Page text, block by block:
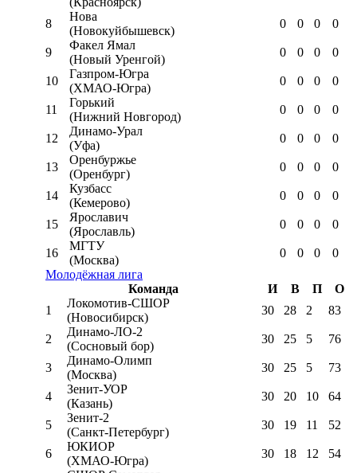
8
Нова
(Новокуйбышевск)
0 0 0 0
9
Факел Ямал
(Новый Уренгой)
0 0 0 0
10
Газпром-Югра
(ХМАО-Югра)
0 0 0 0
11
Горький
(Нижний Новгород)
0 0 0 0
12
Динамо-Урал
(Уфа)
0 0 0 0
13
Оренбуржье
(Оренбург)
0 0 0 0
14
Кузбасс
(Кемерово)
0 0 0 0
15
Ярославич
(Ярославль)
0 0 0 0
16
МГТУ
(Москва)
0 0 0
0
Молодёжная лига
Команда
И В П
О
1
Локомотив-CШОР
(Новосибирск)
30 28 2 83
2
Динамо-ЛО-2
(Сосновый бор)
30 25 5 76
3
Динамо-Олимп
(Москва)
30 25 5 73
4
Зенит-УОР
(Казань)
30 20 10 64
5
Зенит-2
(Санкт-Петербург)
30 19 11 52
6
ЮКИОР
(ХМАО-Югра)
30 18 12 54